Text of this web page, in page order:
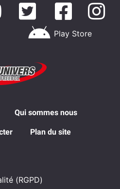
Play Store
Qui sommes nous
Plan du site
(RGPD)